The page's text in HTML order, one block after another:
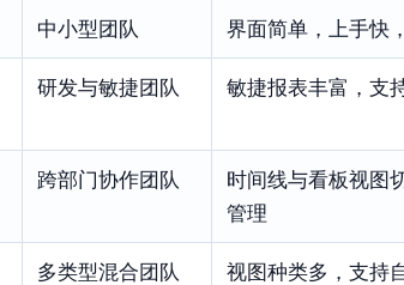
中小型团队 界面简单，上手快
研发与敏捷团队 敏捷报表丰富，支
跨部门协作团队
时间线与看板视图
管理
多类型混合团队 视图种类多，支持